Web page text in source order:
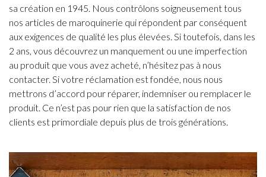
sa création en 1945. Nous contrôlons soigneusement tous
nos articles de maroquinerie qui répondent par conséquent
aux exigences de qualité les plus élevées. Si toutefois, dans les
2 ans, vous découvrez un manquement ou une imperfection
au produit que vous avez acheté, n’hésitez pas à nous
contacter. Si votre réclamation est fondée, nous nous
mettrons d’accord pour réparer, indemniser ou remplacer le
produit. Ce n’est pas pour rien que la satisfaction de nos
clients est primordiale depuis plus de trois générations.